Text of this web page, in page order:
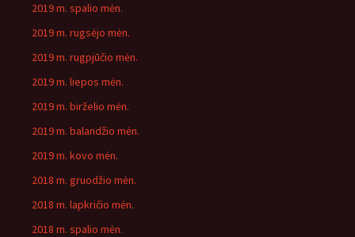
2019 m. spalio mėn.
2019 m. rugsėjo mėn.
2019 m. rugpjūčio mėn.
2019 m. liepos mėn.
2019 m. birželio mėn.
2019 m. balandžio mėn.
2019 m. kovo mėn.
2018 m. gruodžio mėn.
2018 m. lapkričio mėn.
2018 m. spalio mėn.